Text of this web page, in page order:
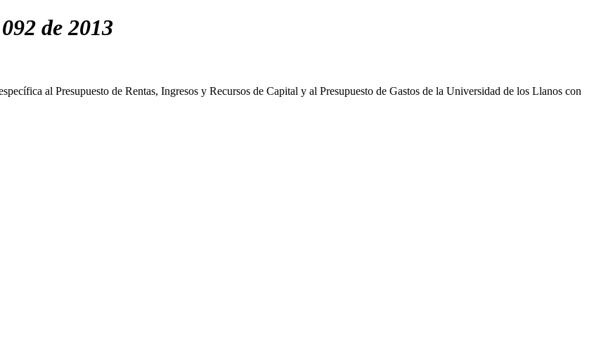
de 2013
al Presupuesto de Rentas, Ingresos y Recursos de Capital y al Presupuesto de Gastos de la Universidad de los Llanos con